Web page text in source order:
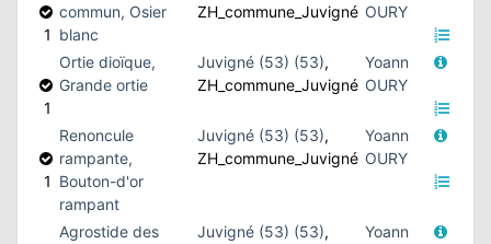
1
commun, Osier
blanc
ZH_commune_Juvigné OURY
1
Ortie dioïque,
Grande ortie
Juvigné (53) (53),
ZH_commune_Juvigné
Yoann
OURY
1
Renoncule
rampante,
Bouton-d'or
rampant
Juvigné (53) (53),
ZH_commune_Juvigné
Yoann
OURY
Agrostide des
Juvigné (53) (53),
Yoann